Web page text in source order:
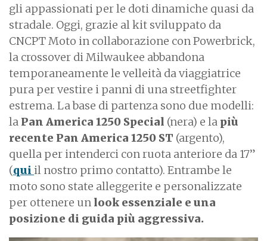
gli appassionati per le doti dinamiche quasi da
stradale. Oggi, grazie al kit sviluppato da
CNCPT Moto in collaborazione con Powerbrick,
la crossover di Milwaukee abbandona
temporaneamente le velleità da viaggiatrice
pura per vestire i panni di una streetfighter
estrema. La base di partenza sono due modelli:
la Pan America 1250 Special (nera) e la più
recente Pan America 1250 ST (argento),
quella per intenderci con ruota anteriore da 17”
(qui il nostro primo contatto). Entrambe le
moto sono state alleggerite e personalizzate
per ottenere un look essenziale e una
posizione di guida più aggressiva.